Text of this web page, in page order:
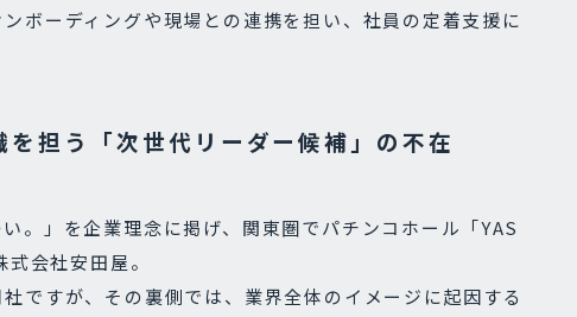
ボーディングや現場との連携を担い、社員の定着支援に
担う「次世代リーダー候補」の不在
。」を企業理念に掲げ、関東圏でパチンコホール「YAS
会社安田屋。
ですが、その裏側では、業界全体のイメージに起因する